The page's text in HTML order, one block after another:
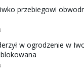
przebiegowi
w ogrodzenie w